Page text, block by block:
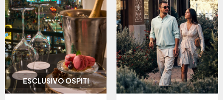
ESCLUSIVO OSPITI